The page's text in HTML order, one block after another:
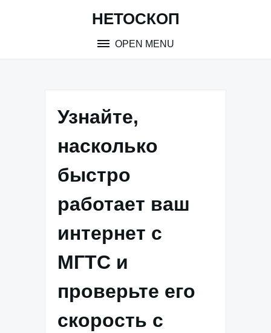
НЕТОСКОП
OPEN MENU
Узнайте,
насколько
быстро
работает ваш
интернет с
МГТС и
проверьте его
скорость с